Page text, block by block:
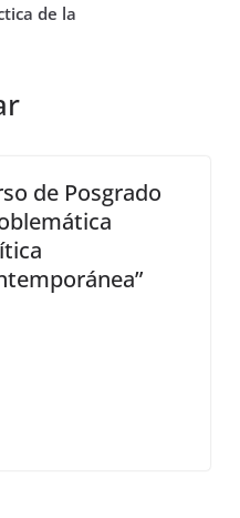
de la
de Posgrado